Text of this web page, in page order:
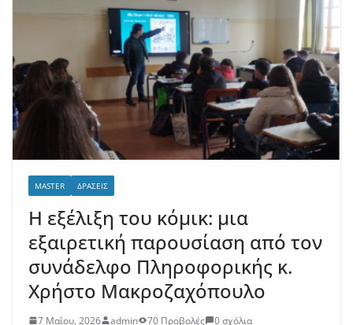
MASTER ΔΡΆΣΕΙΣ
Η εξέλιξη του κόμικ: μια
εξαιρετική παρουσίαση από τον
συνάδελφο Πληροφορικής κ.
Χρήστο Μακροζαχόπουλο
7 Μαΐου, 2026 admin 70 Προβολές 0 σχόλια